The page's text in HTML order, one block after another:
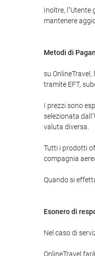
Inoltre, l"Utente
mantenere
Metodi di
su
tramite EFT,
I prezzi sono
selezionata
valuta diversa.
Tutti i prodotti
compagnia
Quando si
Esonero di
Nel caso di
OnlineTravel